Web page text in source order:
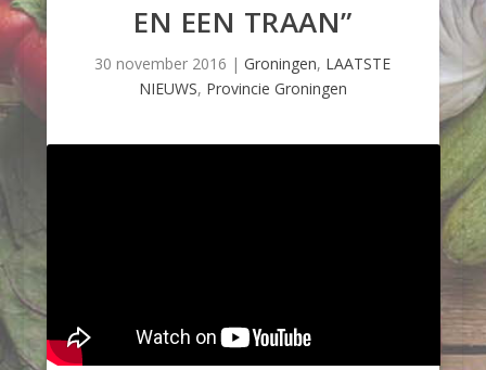
EN EEN TRAAN”
30 november 2016 |Groningen, LAATSTE
NIEUWS, Provincie Groningen